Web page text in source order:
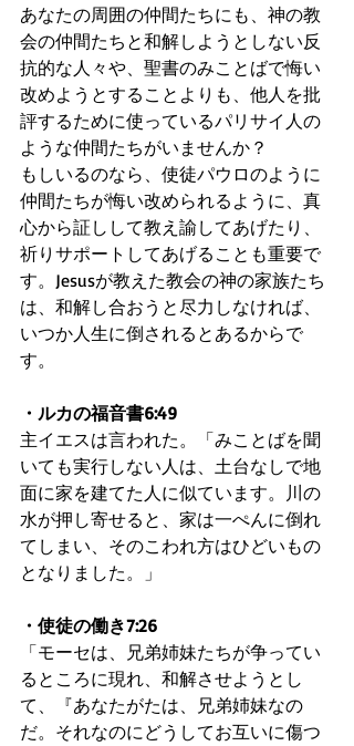
あなたの周囲の仲間たちにも、神の教
会の仲間たちと和解しようとしない反
抗的な人々や、聖書のみことばで悔い
改めようとすることよりも、他人を批
評するために使っているパリサイ人の
ような仲間たちがいませんか？
もしいるのなら、使徒パウロのように
仲間たちが悔い改められるように、真
心から証しして教え諭してあげたり、
祈りサポートしてあげることも重要で
す。Jesusが教えた教会の神の家族たち
は、和解し合おうと尽力しなければ、
いつか人生に倒されるとあるからで
す。
・ルカの福音書6:49
主イエスは言われた。「みことばを聞
いても実行しない人は、土台なしで地
面に家を建てた人に似ています。川の
水が押し寄せると、家は一ぺんに倒れ
てしまい、そのこわれ方はひどいもの
となりました。」
・使徒の働き7:26
「モーセは、兄弟姉妹たちが争ってい
るところに現れ、和解させようとし
て、『あなたがたは、兄弟姉妹なの
だ。それなのにどうしてお互いに傷つ